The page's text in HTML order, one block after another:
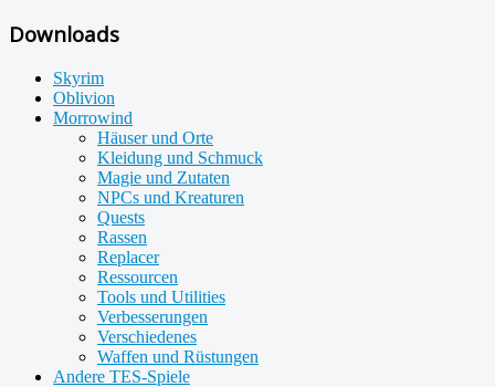
Downloads
Skyrim
Oblivion
Morrowind
Häuser und Orte
Kleidung und Schmuck
Magie und Zutaten
NPCs und Kreaturen
Quests
Rassen
Replacer
Ressourcen
Tools und Utilities
Verbesserungen
Verschiedenes
Waffen und Rüstungen
Andere TES-Spiele